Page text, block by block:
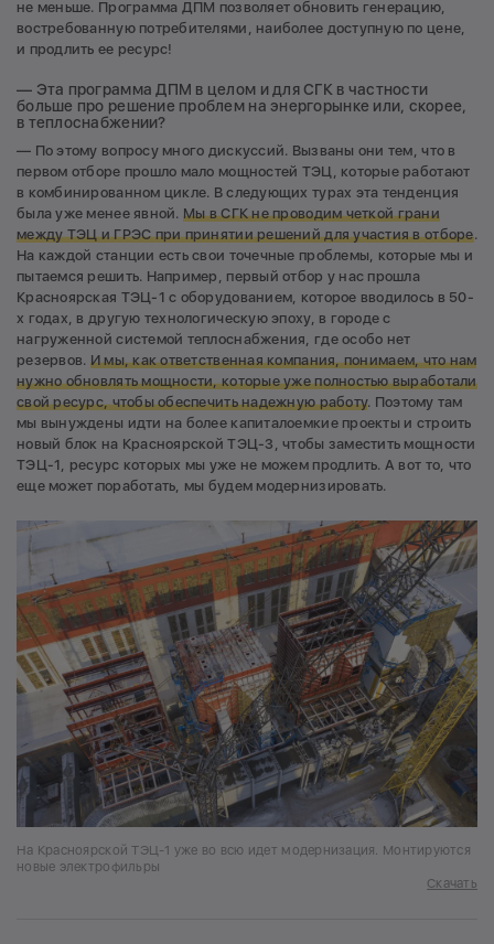
не меньше. Программа ДПМ позволяет обновить генерацию,
востребованную потребителями, наиболее доступную по цене,
и продлить ее ресурс!
— Эта программа ДПМ в целом и для СГК в частности
больше про решение проблем на энергорынке или, скорее,
в теплоснабжении?
— По этому вопросу много дискуссий. Вызваны они тем, что в
первом отборе прошло мало мощностей ТЭЦ, которые работают
в комбинированном цикле. В следующих турах эта тенденция
была уже менее явной. Мы в СГК не проводим четкой грани
между ТЭЦ и ГРЭС при принятии решений для участия в отборе.
На каждой станции есть свои точечные проблемы, которые мы и
пытаемся решить. Например, первый отбор у нас прошла
Красноярская ТЭЦ-1 с оборудованием, которое вводилось в 50-
х годах, в другую технологическую эпоху, в городе с
нагруженной системой теплоснабжения, где особо нет
резервов. И мы, как ответственная компания, понимаем, что нам
нужно обновлять мощности, которые уже полностью выработали
свой ресурс, чтобы обеспечить надежную работу. Поэтому там
мы вынуждены идти на более капиталоемкие проекты и строить
новый блок на Красноярской ТЭЦ-3, чтобы заместить мощности
ТЭЦ-1, ресурс которых мы уже не можем продлить. А вот то, что
еще может поработать, мы будем модернизировать.
На Красноярской ТЭЦ-1 уже во всю идет модернизация. Монтируются
новые электрофильры
Скачать